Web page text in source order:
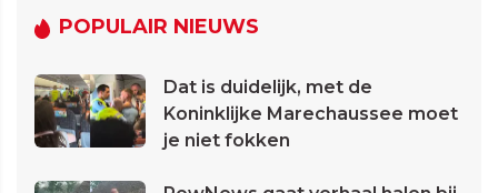
POPULAIR NIEUWS
Dat is duidelijk, met de
Koninklijke Marechaussee moet
je niet fokken